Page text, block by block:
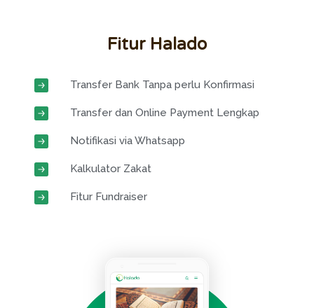
Fitur Halado
Transfer Bank Tanpa perlu Konfirmasi
Transfer dan Online Payment Lengkap
Notifikasi via Whatsapp
Kalkulator Zakat
Fitur Fundraiser